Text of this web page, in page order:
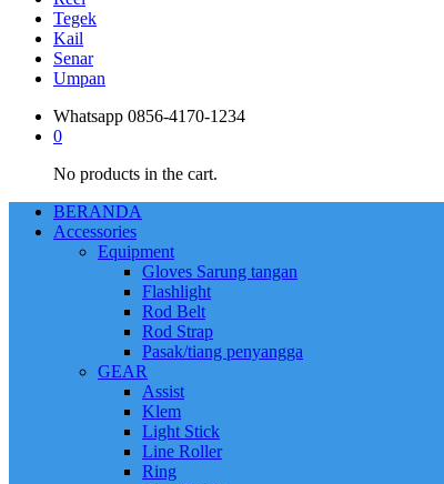
Tegek
Kail
Senar
Umpan
Whatsapp 0856-4170-1234
0
No products in the cart.
BERANDA
Accessories
Equipment
Gloves Sarung tangan
Flashlight
Rod Belt
Rod Strap
Pasak/tiang penyangga
GEAR
Assist
Klem
Light Stick
Line Roller
Ring